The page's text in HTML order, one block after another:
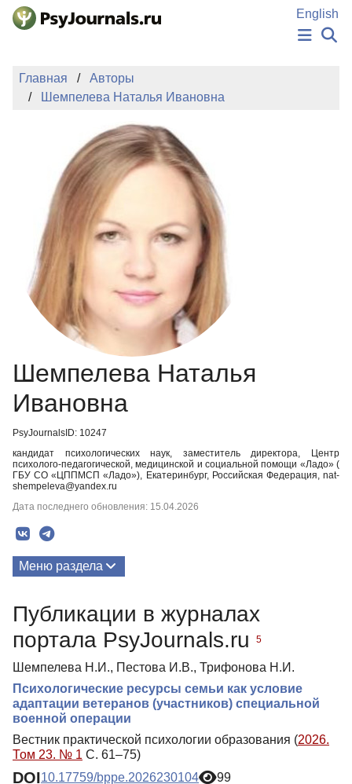
Перейти к основному содержанию
English
ИЗДАНИЯ
ПОДАТЬ РУКОПИСЬ
БАЗА ЗНАНИЙ
КЛЮЧЕВЫЕ СЛОВА
Регистрация
Главная
Авторы
Шемпелева Наталья Ивановна
Шемпелева Наталья
Ивановна
PsyJournalsID: 10247
кандидат психологических наук, заместитель директора, Центр
психолого-педагогической, медицинской и социальной помощи «Ладо» (
ГБУ СО «ЦППМСП «Ладо»), Екатеринбург, Российская Федерация, nat-
shempeleva@yandex.ru
Дата последнего обновления: 15.04.2026
Меню раздела
Публикации в журналах
портала PsyJournals.ru
5
Шемпелева Н.И., Пестова И.В., Трифонова Н.И.
Психологические ресурсы семьи как условие
адаптации ветеранов (участников) специальной
военной операции
Вестник практической психологии образования (2026.
Том 23. № 1 С. 61–75)
DOI10.17759/bppe.2026230104 99